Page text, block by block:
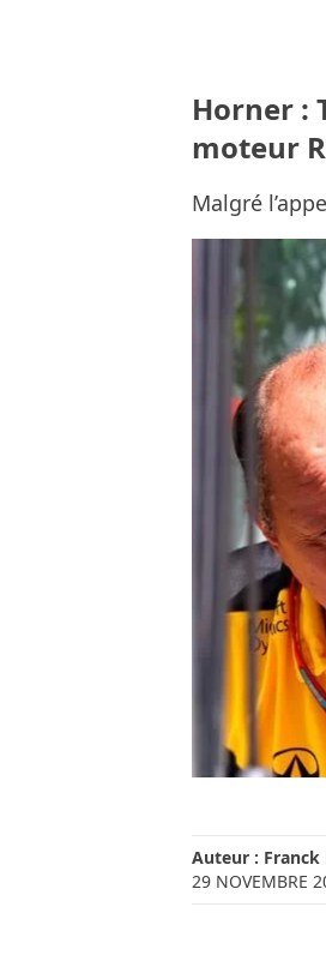
Horner :
moteur
Malgré
Auteur : Franck
29 NOVEMBRE